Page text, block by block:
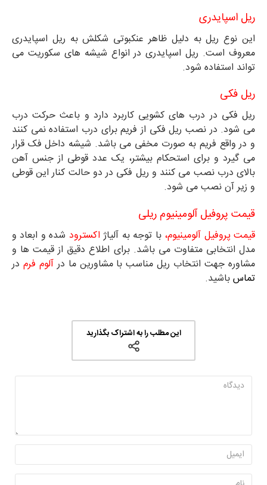
ریل اسپایدری
این نوع ریل به دلیل ظاهر عنکبوتی شکلش به ریل اسپایدری
معروف است. ریل اسپایدری در انواع شیشه های سکوریت می
تواند استفاده شود.
ریل فکی
ریل فکی در درب های کشویی کاربرد دارد و باعث حرکت درب
می شود. در نصب ریل فکی از فریم برای درب استفاده نمی کنند
و در واقع فریم به صورت مخفی می باشد. شیشه داخل فک قرار
می گیرد و برای استحکام بیشتر، یک عدد قوطی از جنس آهن
بالای درب نصب می کنند و ریل فکی در دو حالت کنار این قوطی
و زیر آن نصب می شود.
قیمت پروفیل آلومینیوم ریلی
قیمت پروفیل آلومینیوم، با توجه به آلیاژ اکسترود شده و ابعاد و
مدل انتخابی متفاوت می باشد. برای اطلاع دقیق از قیمت ها و
مشاوره جهت انتخاب ریل مناسب با مشاورین ما درآلوم فرم در
تماسباشید.
این مطلب را به اشتراک بگذارید